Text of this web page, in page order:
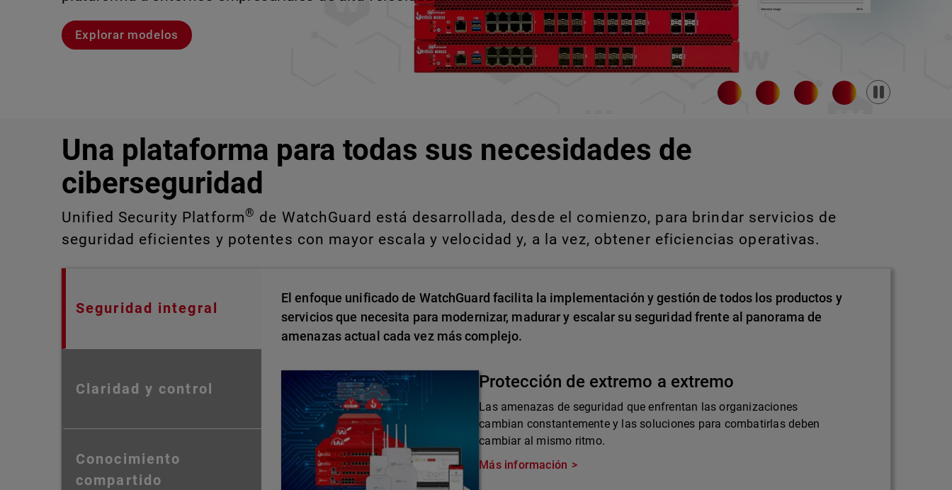
Explorar modelos
Explora CloudDR
Conozcan a Rai
Conozca WatchGuard EDR
Pause
Una plataforma para todas sus necesidades de
ciberseguridad
Unified Security Platform® de WatchGuard está desarrollada, desde el comienzo, para brindar servicios de
seguridad eficientes y potentes con mayor escala y velocidad y, a la vez, obtener eficiencias operativas.
Seguridad integral
Claridad y control
Conocimiento
compartido
El enfoque unificado de WatchGuard facilita la implementación y gestión de todos los productos y
servicios que necesita para modernizar, madurar y escalar su seguridad frente al panorama de
amenazas actual cada vez más complejo.
Protección de extremo a extremo
Las amenazas de seguridad que enfrentan las organizaciones
cambian constantemente y las soluciones para combatirlas deben
cambiar al mismo ritmo.
Más información